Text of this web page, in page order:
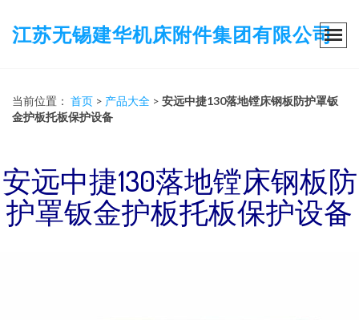
江苏无锡建华机床附件集团有限公司
当前位置： 首页 > 产品大全 > 安远中捷130落地镗床钢板防护罩钣
金护板托板保护设备
安远中捷130落地镗床钢板防
护罩钣金护板托板保护设备